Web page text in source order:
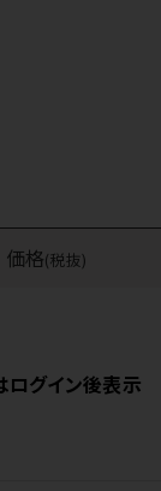
価格(税抜)
ログイン後表示